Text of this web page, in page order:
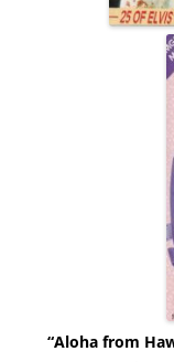
“Aloha